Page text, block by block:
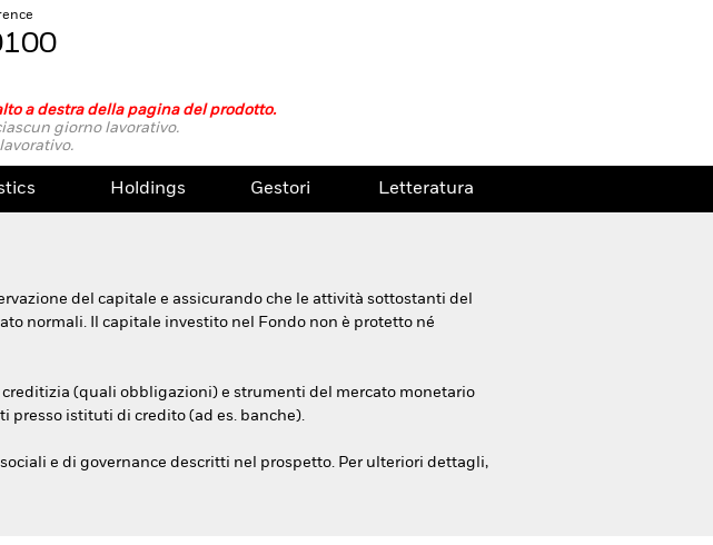
a destra della pagina del prodotto.
giorno lavorativo.
Holdings Gestori Letteratura
del capitale e assicurando che le attività sottostanti del
normali. Il capitale investito nel Fondo non è protetto né
(quali obbligazioni) e strumenti del mercato monetario
presso istituti di credito (ad es. banche).
e di governance descritti nel prospetto. Per ulteriori dettagli,